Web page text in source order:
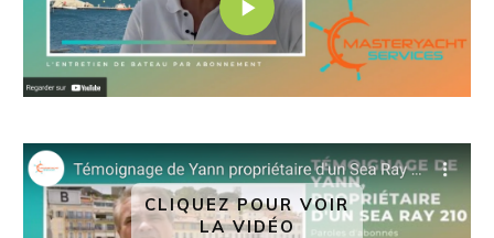
CLIQUEZ POUR VOIR
LA VIDÉO